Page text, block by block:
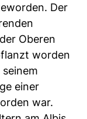
Der
Oberen
worden
einer
war.